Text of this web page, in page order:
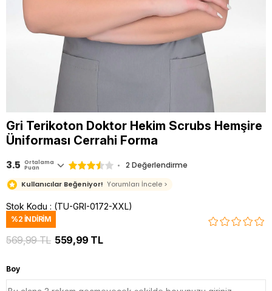
Gri Terikoton Doktor Hekim Scrubs Hemşire
Üniforması Cerrahi Forma
3.5 Ortalama
Puan 2 Değerlendirme
Kullanıcılar Beğeniyor! Yorumları İncele >
Stok Kodu (TU-GRI-0172-XXL)
%2 İNDIRIM
569,99 TL 559,99 TL
Boy